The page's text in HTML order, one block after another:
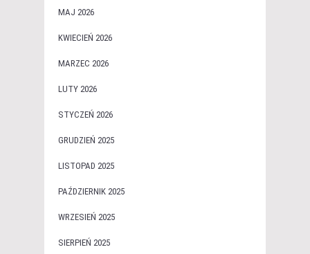
MAJ 2026
KWIECIEŃ 2026
MARZEC 2026
LUTY 2026
STYCZEŃ 2026
GRUDZIEŃ 2025
LISTOPAD 2025
PAŹDZIERNIK 2025
WRZESIEŃ 2025
SIERPIEŃ 2025